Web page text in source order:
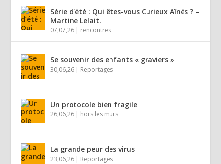
Série d’été : Qui êtes-vous Curieux Aînés ? –
Martine Lelait.
07,07,26 | rencontres
Se souvenir des enfants « graviers »
30,06,26 | Reportages
Un protocole bien fragile
26,06,26 | hors les murs
La grande peur des virus
23,06,26 | Reportages